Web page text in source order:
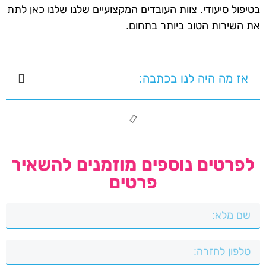
בטיפול סיעודי. צוות העובדים המקצועיים שלנו שלנו כאן לתת
את השירות הטוב ביותר בתחום.
אז מה היה לנו בכתבה:
לפרטים נוספים מוזמנים להשאיר
פרטים